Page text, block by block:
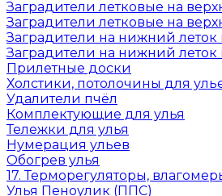
Заградители летковые на
Заградители летковые на
Заградители на нижний леток
Заградители на нижний леток
Прилетные доски
Холстики, потолочины для
Удалители пчёл
Комплектующие для улья
Тележки для улья
Нумерация ульев
Обогрев улья
17. Терморегуляторы,
Улья Пеноулик (ППС)